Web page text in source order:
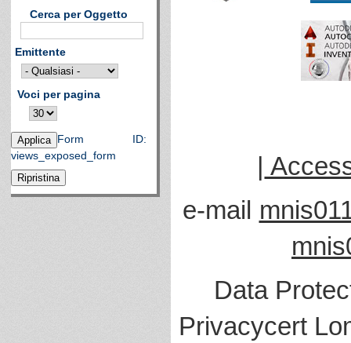
Cerca per Oggetto
Emittente
Voci per pagina
Form ID:
views_exposed_form
|
e-mail
Data
Privacycert